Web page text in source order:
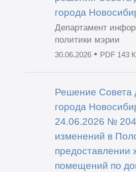
города
Департамент
политики мэрии
30.06.2026• PDF 143
Решение Совета
города
24.06.2026 №
изменений в
предоставлении
помещений по